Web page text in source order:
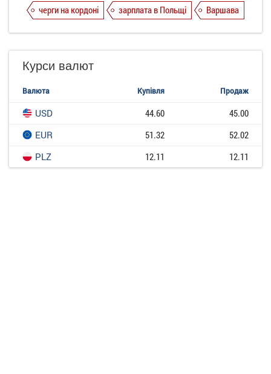
черги на кордоні
зарплата в Польщі Варшава
Курси валют
Валюта Купівля Продаж
USD 44.60
45.00
EUR
51.32
52.02
PLZ
12.11 12.11